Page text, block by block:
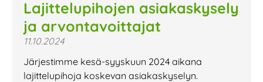
Lajittelupihojen asiakaskysely
ja arvontavoittajat
11.10.2024
Järjestimme kesä-syyskuun 2024 aikana
lajittelupihoja koskevan asiakaskyselyn.